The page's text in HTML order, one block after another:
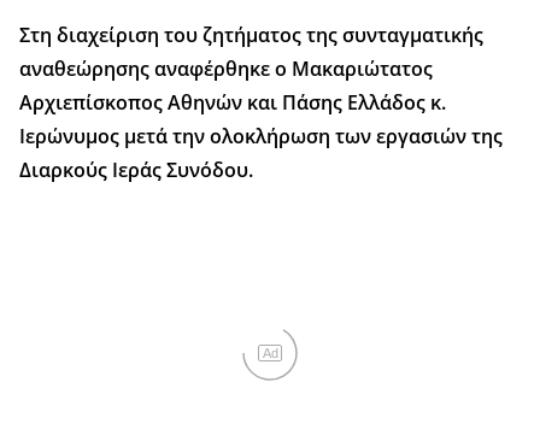
Στη διαχείριση του ζητήματος της συνταγματικής
αναθεώρησης αναφέρθηκε ο Μακαριώτατος
Αρχιεπίσκοπος Αθηνών και Πάσης Ελλάδος κ.
Ιερώνυμος μετά την ολοκλήρωση των εργασιών της
Διαρκούς Ιεράς Συνόδου.
Ad